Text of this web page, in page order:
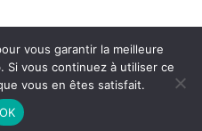
vous garantir la meilleure
vous continuez à utiliser ce
vous en êtes satisfait.
OK